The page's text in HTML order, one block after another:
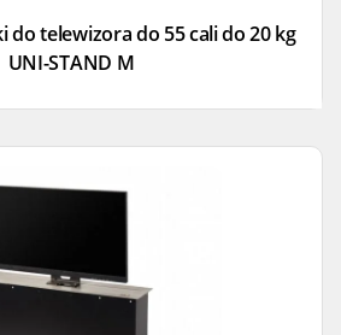
do telewizora do 55 cali do 20 kg
UNI-STAND M